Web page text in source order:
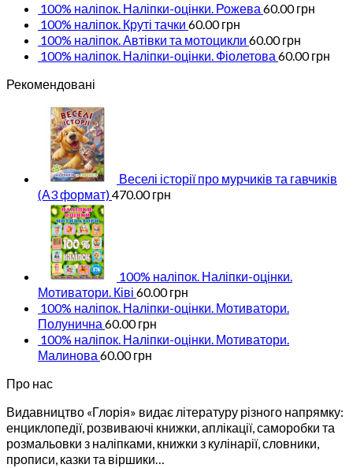
100% наліпок. Наліпки-оцінки. Рожева 60.00грн
100% наліпок. Круті тачки 60.00грн
100% наліпок. Автівки та мотоцикли 60.00грн
100% наліпок. Наліпки-оцінки. Фіолетова 60.00грн
Рекомендовані
Веселі історії про мурчиків та гавчиків
(А3 формат)470.00грн
100% наліпок. Наліпки-оцінки.
Мотиватори. Ківі 60.00грн
100% наліпок. Наліпки-оцінки. Мотиватори.
Полунична 60.00грн
100% наліпок. Наліпки-оцінки. Мотиватори.
Малинова 60.00грн
Про нас
Видавництво «Глорія» видає літературу різного напрямку:
енциклопедії, розвиваючі книжки, аплікації, саморобки та
розмальовки з наліпками, книжки з кулінарії, словники,
прописи, казки та віршики…